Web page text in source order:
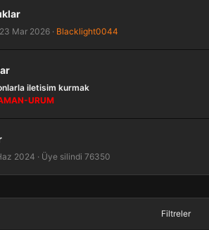
23 Mar 2026 Blacklight0044
iletisim kurmak
URUM
2024 Üye silindi 76350
Filtreler